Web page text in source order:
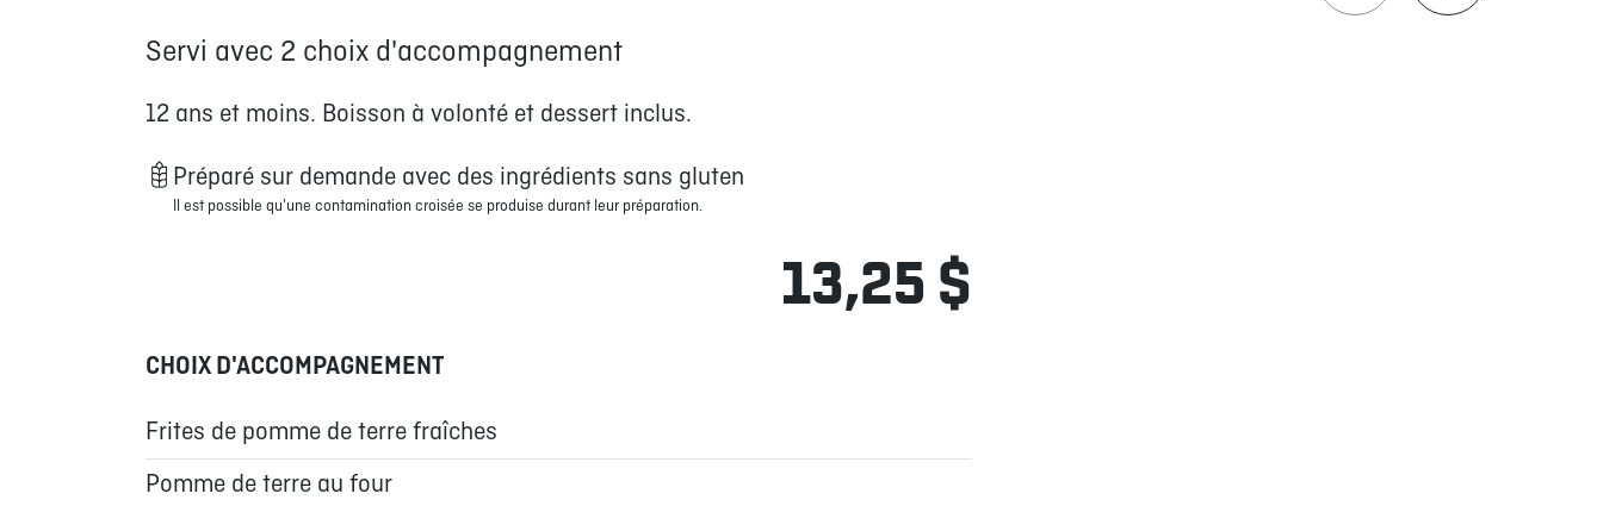
Servi avec 2 choix d'accompagnement
12 ans et moins. Boisson à volonté et dessert inclus.
Préparé sur demande avec des ingrédients sans gluten
Il est possible qu'une contamination croisée se produise durant leur préparation.
13,25 $
CHOIX D'ACCOMPAGNEMENT
Frites de pomme de terre fraîches
Pomme de terre au four